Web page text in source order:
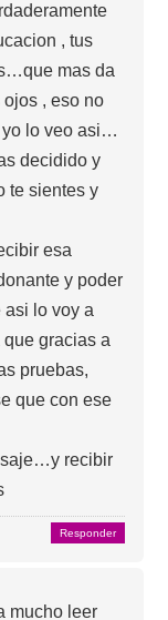
, tus
mas da
, eso no
lo veo asi…
decidido y
te sientes y
esa
y poder
lo voy a
gracias a
pruebas,
que con ese
recibir
Responder
mucho leer